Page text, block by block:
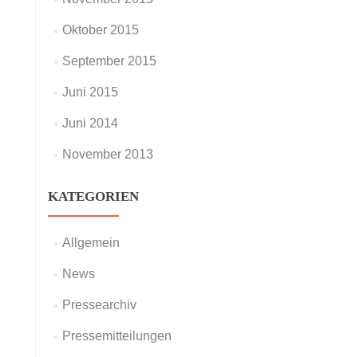
Oktober 2015
September 2015
Juni 2015
Juni 2014
November 2013
KATEGORIEN
Allgemein
News
Pressearchiv
Pressemitteilungen